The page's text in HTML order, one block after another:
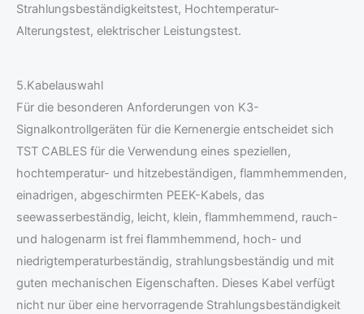
Strahlungsbeständigkeitstest, Hochtemperatur-
Alterungstest, elektrischer Leistungstest.
5.Kabelauswahl
Für die besonderen Anforderungen von K3-
Signalkontrollgeräten für die Kernenergie entscheidet sich
TST CABLES für die Verwendung eines speziellen,
hochtemperatur- und hitzebeständigen, flammhemmenden,
einadrigen, abgeschirmten PEEK-Kabels, das
seewasserbeständig, leicht, klein, flammhemmend, rauch-
und halogenarm ist frei flammhemmend, hoch- und
niedrigtemperaturbeständig, strahlungsbeständig und mit
guten mechanischen Eigenschaften. Dieses Kabel verfügt
nicht nur über eine hervorragende Strahlungsbeständigkeit